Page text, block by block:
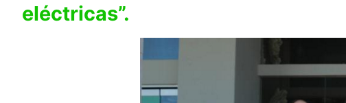
eléctricas”.